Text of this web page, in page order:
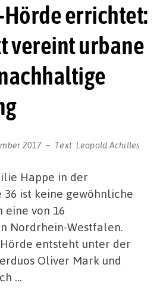
errichtet:
vereint urbane
2017 Text: Leopold Achilles
Happe in der
36 ist keine gewöhnliche
eine von 16
Nordrhein-Westfalen.
entsteht unter der
Oliver Mark und
…